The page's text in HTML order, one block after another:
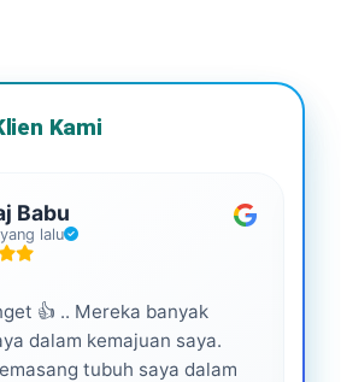
Kami
Babu
lalu
👍 .. Mereka banyak
dalam kemajuan saya.
tubuh saya dalam